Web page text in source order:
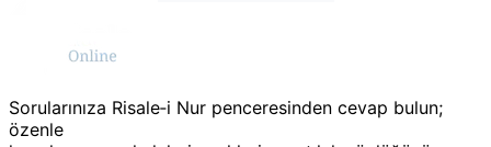
Sorularınıza Risale‑i Nur penceresinden cevap bulun;
özenle